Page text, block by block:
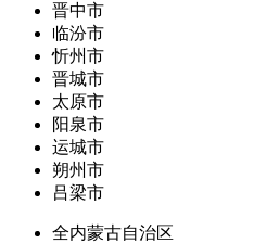
晋中市
临汾市
忻州市
晋城市
太原市
阳泉市
运城市
朔州市
吕梁市
全内蒙古自治区